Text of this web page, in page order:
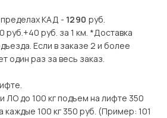
пределах КАД - 1290 руб.
руб.+40 руб. за 1 км. *Доставка
Если в заказе 2 и более
один раз за весь заказ.
ЛО до 100 кг подъем на лифте 350
каждые 100 кг 350 руб. (Пример: 101